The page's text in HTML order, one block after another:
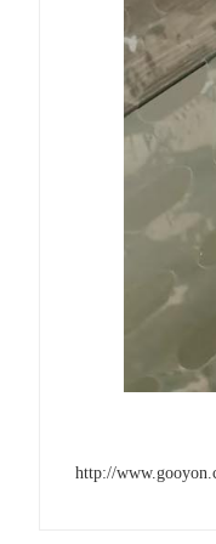
http://